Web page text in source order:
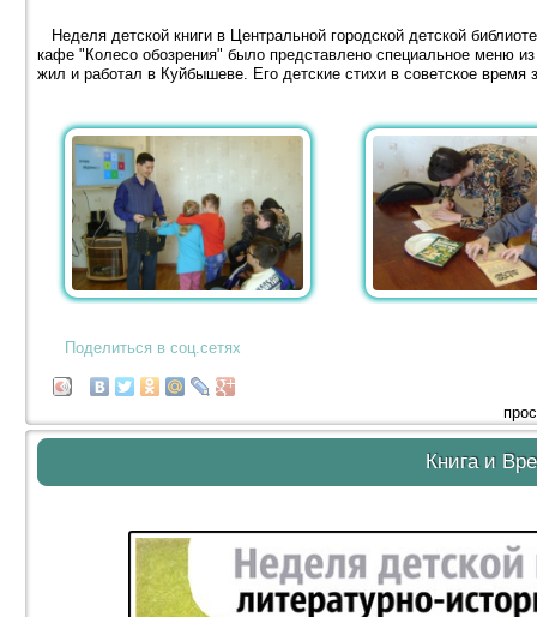
Неделя детской книги в Центральной городской детской
кафе "Колесо обозрения" было представлено специальное меню
жил и работал в Куйбышеве. Его детские стихи в советское время
Поделиться в соц.сетях
Книга и